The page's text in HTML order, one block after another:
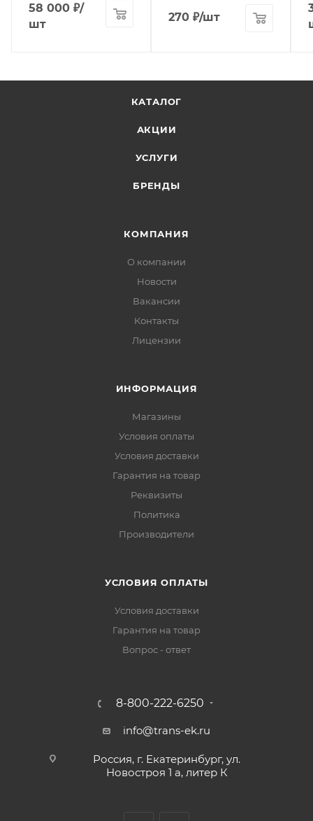
58 000 ₽/
шт
270 ₽/шт
КАТАЛОГ
АКЦИИ
УСЛУГИ
БРЕНДЫ
КОМПАНИЯ
О компании
Новости
Вакансии
Контакты
Лицензии
ИНФОРМАЦИЯ
Магазины
Условия оплаты
Условия доставки
Гарантия на товар
Реквизиты
Политика
Производители
УСЛОВИЯ ОПЛАТЫ
Условия доставки
Гарантия на товар
Вопрос - ответ
8-800-222-6250
info@trans-ek.ru
Россия, г. Екатеринбург, ул.
Новостроя 1 а, литер К